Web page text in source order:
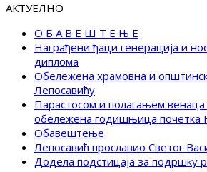
АКТУЕЛНО
О Б А В Е Ш Т Е Њ Е
Награђени ђаци генерација и
диплома
Обележена храмовна и
Лепосавићу
Парастосом и полагањем
обележена годишњица почетка
Обавештење
Лепосавић прославио Светог
Додела подстицаја за подршку